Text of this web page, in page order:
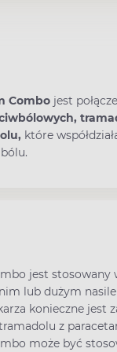
Combo jest
które
jest stosowany
lub dużym
konieczne jest
z
może być